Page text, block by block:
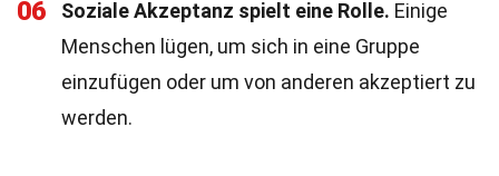
06 Soziale Akzeptanz spielt eine Rolle. Einige
Menschen lügen, um sich in eine Gruppe
einzufügen oder um von anderen akzeptiert zu
werden.